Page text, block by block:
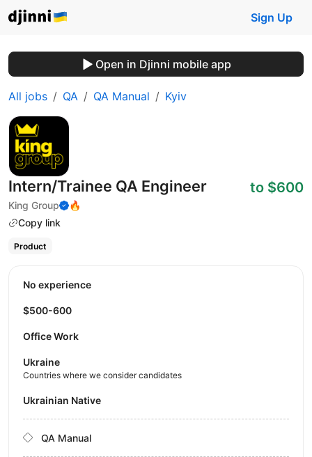
Sign Up
Open in Djinni mobile app
All jobs QA QA Manual Kyiv
Intern/Trainee QA Engineer
King Group
🔥
Copy link
to $600
Product
No experience
$500-600
Office Work
Ukraine
Countries where we consider candidates
Ukrainian Native
QA Manual